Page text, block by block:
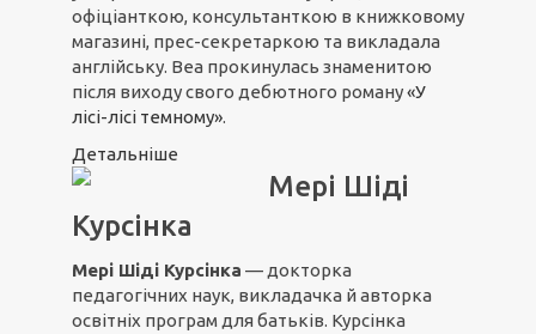
офіціанткою, консультанткою в книжковому
магазині, прес-секретаркою та викладала
англійську. Веа прокинулась знаменитою
після виходу свого дебютного роману«У
лісі-лісі темному».
Детальніше
Мері Шіді
Курсінка
Мері Шіді Курсінка — докторка
педагогічних наук, викладачка й авторка
освітніх програм для батьків. Курсінка